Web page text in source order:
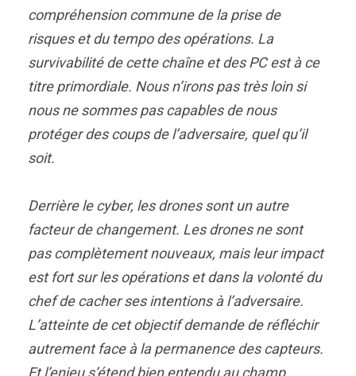
compréhension commune de la prise de
risques et du tempo des opérations. La
survivabilité de cette chaîne et des PC est à ce
titre primordiale. Nous n’irons pas très loin si
nous ne sommes pas capables de nous
protéger des coups de l’adversaire, quel qu’il
soit.
Derrière le cyber, les drones sont un autre
facteur de changement. Les drones ne sont
pas complètement nouveaux, mais leur impact
est fort sur les opérations et dans la volonté du
chef de cacher ses intentions à l’adversaire.
L’atteinte de cet objectif demande de réfléchir
autrement face à la permanence des capteurs.
Et l’enjeu s’étend bien entendu au champ